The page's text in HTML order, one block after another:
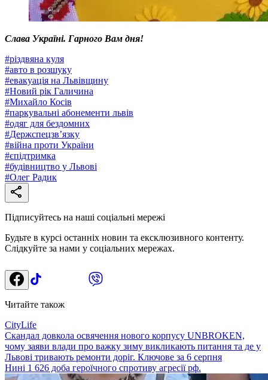
Слава Україні. Гарного Вам дня!
#різдвяна куля
#авто в розшуку
#евакуація на Львівщину
#Новий рік Галичина
#Михайло Косів
#паркувальні абонементи львів
#одяг для бездомних
#Держспецзв’язку
#війна проти України
#єпідтримка
#будівництво у Львові
#Олег Радик
Підписуйтесь на наші соціальні мережі
Будьте в курсі останніх новин та ексклюзивного контенту.
Слідкуйте за нами у соціальних мережах.
Читайте також
CityLife
Скандал довкола освячення нового корпусу UNBROKEN,
чому заяви влади про важку зиму викликають питання та де у
Львові тривають ремонти доріг. Ключове за 6 серпня
Нині 1 626 доба героїчного спротиву агресії рф.